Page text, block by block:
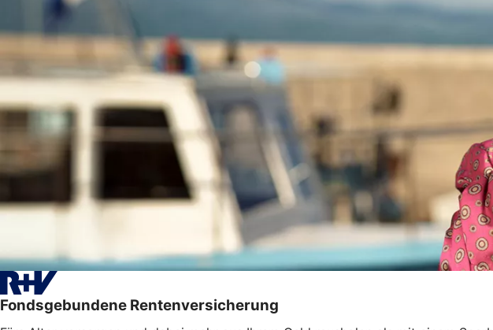
Fondsgebundene Rentenversicherung